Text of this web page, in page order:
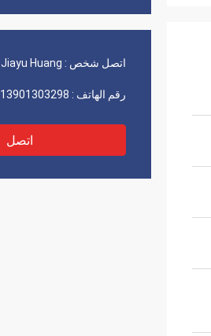
اتصل شخص : Jiayu Huang
رقم الهاتف : 13901303298
اتصل